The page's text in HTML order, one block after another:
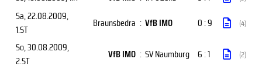
Sa, 22.08.2009,
1.ST
Braunsbedra : VfB IMO 0 : 9 (4)
So, 30.08.2009,
2.ST
VfB IMO : SV Naumburg 6 : 1 (2)